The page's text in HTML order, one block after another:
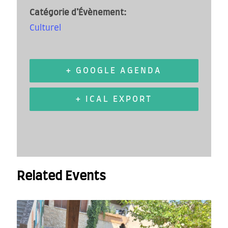
Catégorie d’Évènement:
Culturel
+ GOOGLE AGENDA
+ ICAL EXPORT
Related Events